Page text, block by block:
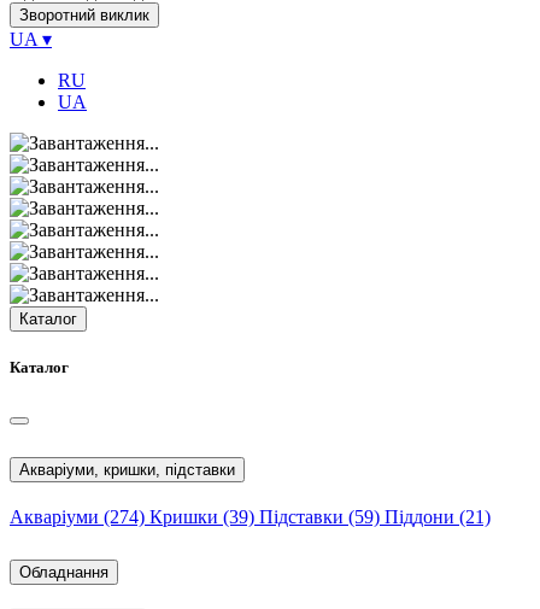
Зворотний виклик
UA ▾
RU
UA
Каталог
Каталог
Акваріуми, кришки, підставки
Акваріуми (274) Кришки (39) Підставки (59) Піддони (21)
Обладнання